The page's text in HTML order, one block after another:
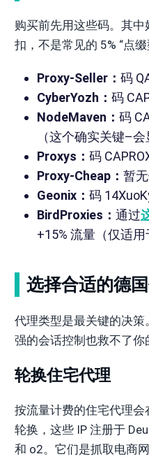
购买前先用这些码。其
扣，不是常见的 5% “点缀
Proxy-Seller： 码
CyberYozh： 码
NodeMaven： 码
（这个确实关键–
Proxys： 码
Proxy-Cheap： 暂
Geonix： 码
BirdProxies： 通过
+15% 流量（仅适用
选择合适的德
代理类型是最关键的决
强的会话控制也救不了你
轮换住宅代理
按流量计费的住宅代理会
轮换，这些 IP 注册于
和 o2。它们是抓取电商网